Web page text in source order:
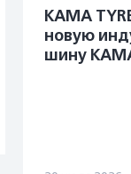
KAMA
новую
шину